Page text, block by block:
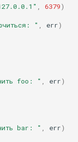
6379)
" err)
foo: " err)
bar: " err)